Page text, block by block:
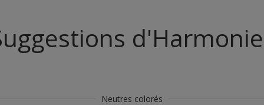
Neutres colorés